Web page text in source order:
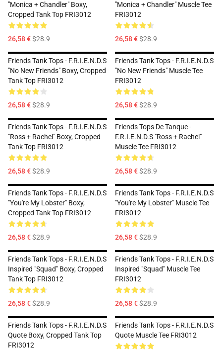
"Monica + Chandler" Boxy,
Cropped Tank Top FRI3012
26,58 €$28.9
"Monica + Chandler" Muscle Tee
FRI3012
26,58 €$28.9
Friends Tank Tops - F.R.I.E.N.D.S
"No New Friends" Boxy, Cropped
Tank Top FRI3012
26,58 €$28.9
Friends Tank Tops - F.R.I.E.N.D.S
"No New Friends" Muscle Tee
FRI3012
26,58 €$28.9
Friends Tank Tops - F.R.I.E.N.D.S
"Ross + Rachel" Boxy, Cropped
Tank Top FRI3012
26,58 €$28.9
Friends Tops De Tanque -
F.R.I.E.N.D.S "Ross + Rachel"
Muscle Tee FRI3012
26,58 €$28.9
Friends Tank Tops - F.R.I.E.N.D.S
"You're My Lobster" Boxy,
Cropped Tank Top FRI3012
26,58 €$28.9
Friends Tank Tops - F.R.I.E.N.D.S
"You're My Lobster" Muscle Tee
FRI3012
26,58 €$28.9
Friends Tank Tops - F.R.I.E.N.D.S
Inspired "Squad" Boxy, Cropped
Tank Top FRI3012
26,58 €$28.9
Friends Tank Tops - F.R.I.E.N.D.S
Inspired "Squad" Muscle Tee
FRI3012
26,58 €$28.9
Friends Tank Tops - F.R.I.E.N.D.S
Quote Boxy, Cropped Tank Top
FRI3012
Friends Tank Tops - F.R.I.E.N.D.S
Quote Muscle Tee FRI3012